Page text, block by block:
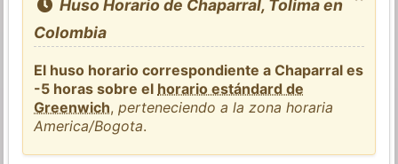
Huso Horario de Chaparral, Tolima en
Colombia
El huso horario correspondiente a Chaparral es
-5 horas sobre el horario estándard de
Greenwich,perteneciendo a la zona horaria
America/Bogota.